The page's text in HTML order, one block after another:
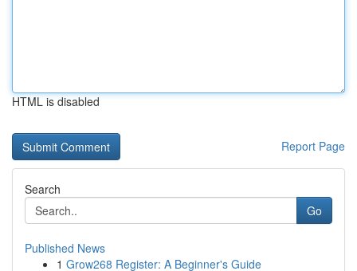
HTML is disabled
Report Page
Search
Go
Published News
1 Grow268 Register: A Beginner's Guide